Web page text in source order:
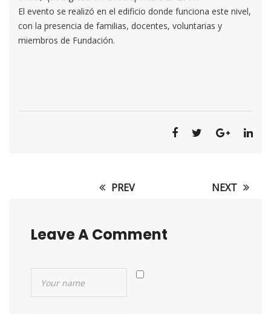
El evento se realizó en el edificio donde funciona este nivel,
con la presencia de familias, docentes, voluntarias y
miembros de Fundación.
PREV NEXT
Leave A Comment